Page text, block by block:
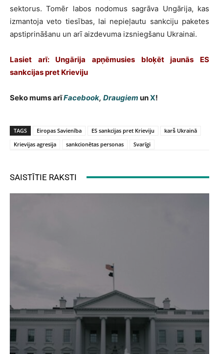
sektorus. Tomēr labos nodomus sagrāva Ungārija, kas
izmantoja veto tiesības, lai nepieļautu sankciju paketes
apstiprināšanu un arī aizdevuma izsniegšanu Ukrainai.
Lasiet arī: Ungārija apņēmusies bloķēt jaunās ES
sankcijas pret Krieviju
Seko mums arīFacebook, Draugiem unX!
TAGS Eiropas Savienība ES sankcijas pret Krieviju
karš Ukrainā
Krievijas agresija
sankcionētas personas Svarīgi
SAISTĪTIE RAKSTI